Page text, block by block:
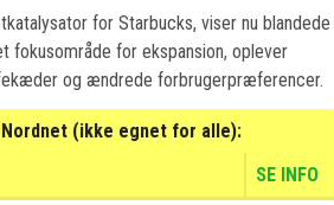
for Starbucks, viser nu blandede
for ekspansion, oplever
og ændrede forbrugerpræferencer.
(ikke egnet for alle):
SE INFO